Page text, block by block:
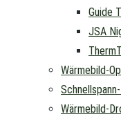
Guide
JSA
Wärmebild-
Wärmebild-